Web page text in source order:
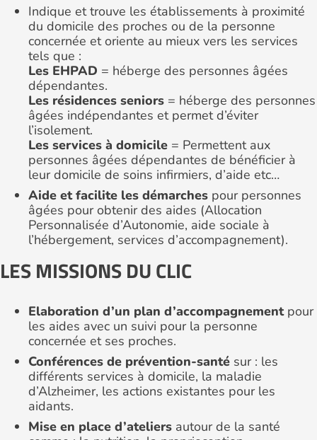
Indique et trouve les établissements à proximité
du domicile des proches ou de la personne
concernée et oriente au mieux vers les services
tels que :
Les EHPAD = héberge des personnes âgées
dépendantes.
Les résidences seniors = héberge des personnes
âgées indépendantes et permet d’éviter
l’isolement.
Les services à domicile = Permettent aux
personnes âgées dépendantes de bénéficier à
leur domicile de soins infirmiers, d’aide etc…
Aide et facilite les démarches pour personnes
âgées pour obtenir des aides (Allocation
Personnalisée d’Autonomie, aide sociale à
l’hébergement, services d’accompagnement).
LES MISSIONS DU CLIC
Elaboration d’un plan d’accompagnementpour
les aides avec un suivi pour la personne
concernée et ses proches.
Conférences de prévention-santé sur : les
différents services à domicile, la maladie
d’Alzheimer, les actions existantes pour les
aidants.
Mise en place d’ateliers autour de la santé